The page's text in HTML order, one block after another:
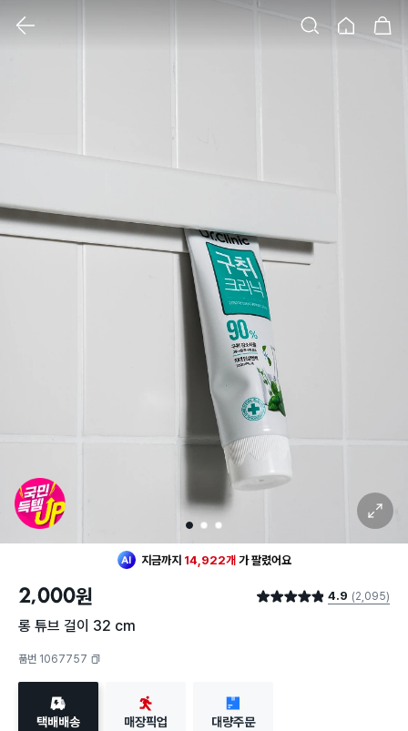
1 2 3
확대 보기
지금까지 14,922개 가팔렸어요
2,000원 별점 4.9점 4.9 (2,095)
롱 튜브 걸이 32 cm
품번 1067757
택배배송 매장픽업 대량주문